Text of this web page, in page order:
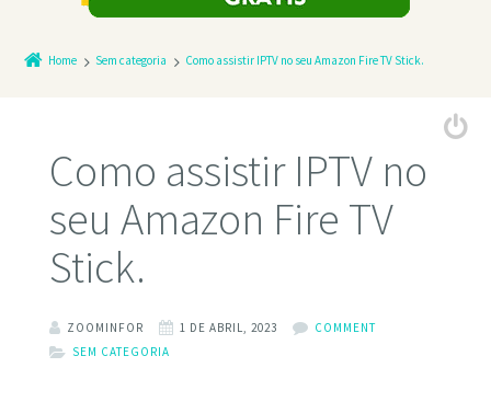
Home Sem categoria Como assistir IPTV no seu Amazon Fire TV Stick.
Como assistir IPTV no
seu Amazon Fire TV
Stick.
ZOOMINFOR 1 DE ABRIL, 2023
COMMENT
SEM CATEGORIA